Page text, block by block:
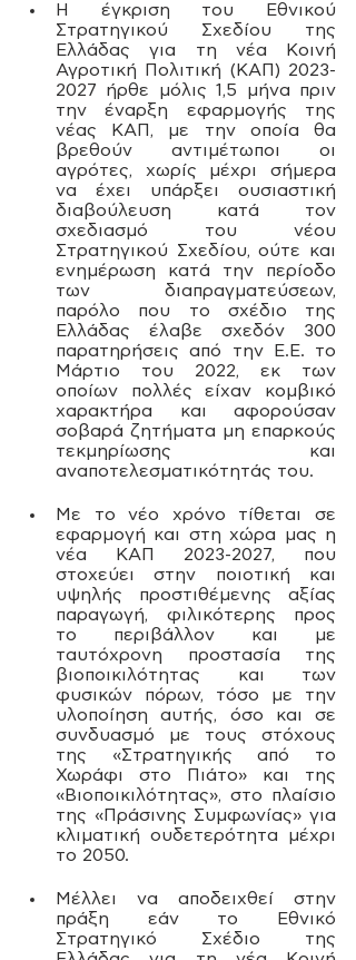
Η έγκριση του Εθνικού
Στρατηγικού Σχεδίου της
Ελλάδας για τη νέα Κοινή
Αγροτική Πολιτική (ΚΑΠ) 2023-
2027 ήρθε μόλις 1,5 μήνα πριν
την έναρξη εφαρμογής της
νέας ΚΑΠ, με την οποία θα
βρεθούν αντιμέτωποι οι
αγρότες, χωρίς μέχρι σήμερα
να έχει υπάρξει ουσιαστική
διαβούλευση κατά τον
σχεδιασμό του νέου
Στρατηγικού Σχεδίου, ούτε και
ενημέρωση κατά την περίοδο
των διαπραγματεύσεων,
παρόλο που το σχέδιο της
Ελλάδας έλαβε σχεδόν 300
παρατηρήσεις από την Ε.Ε. το
Μάρτιο του 2022, εκ των
οποίων πολλές είχαν κομβικό
χαρακτήρα και αφορούσαν
σοβαρά ζητήματα μη επαρκούς
τεκμηρίωσης και
αναποτελεσματικότητάς του.
Με το νέο χρόνο τίθεται σε
εφαρμογή και στη χώρα μας η
νέα ΚΑΠ 2023-2027, που
στοχεύει στην ποιοτική και
υψηλής προστιθέμενης αξίας
παραγωγή, φιλικότερης προς
το περιβάλλον και με
ταυτόχρονη προστασία της
βιοποικιλότητας και των
φυσικών πόρων, τόσο με την
υλοποίηση αυτής, όσο και σε
συνδυασμό με τους στόχους
της «Στρατηγικής από το
Χωράφι στο Πιάτο» και της
«Βιοποικιλότητας», στο πλαίσιο
της «Πράσινης Συμφωνίας» για
κλιματική ουδετερότητα μέχρι
το 2050.
Μέλλει να αποδειχθεί στην
πράξη εάν το Εθνικό
Στρατηγικό Σχέδιο της